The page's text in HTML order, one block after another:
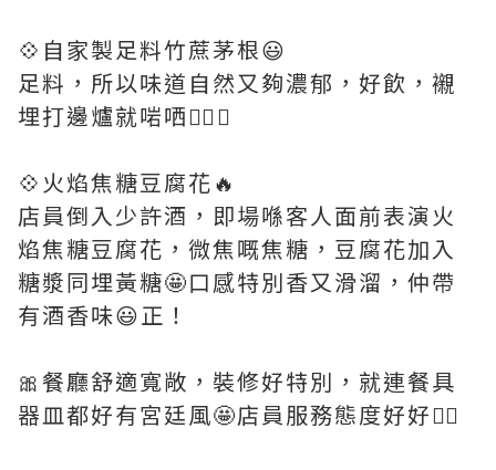
💠自家製足料竹蔗茅根😃
足料，所以味道自然又夠濃郁，好飲，襯
埋打邊爐就啱哂👍🏻🥰
💠火焰焦糖豆腐花🔥
店員倒入少許酒，即場喺客人面前表演火
焰焦糖豆腐花，微焦嘅焦糖，豆腐花加入
糖漿同埋黃糖🤩口感特別香又滑溜，仲帶
有酒香味😃正！
🎀餐廳舒適寬敞，裝修好特別，就連餐具
器皿都好有宮廷風🤩店員服務態度好好👍🏻